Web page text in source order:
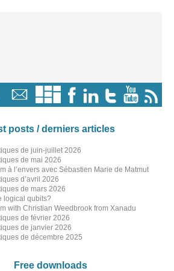
posts / derniers articles
de juin-juillet 2026
de mai 2026
à l’envers avec Sébastien Marie de Matmut
d’avril 2026
de mars 2026
logical qubits?
with Christian Weedbrook from Xanadu
de février 2026
de janvier 2026
de décembre 2025
Free downloads